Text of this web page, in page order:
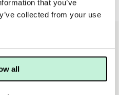
that you’ve
collected from your use
all